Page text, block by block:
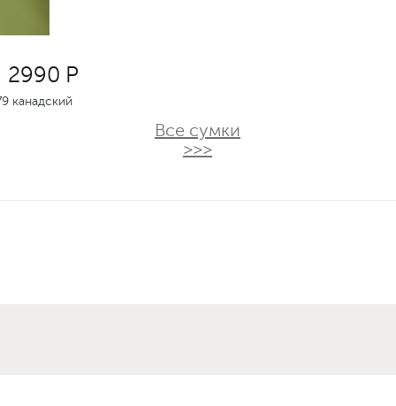
2990 Р
канадский
Все сумки
>>>